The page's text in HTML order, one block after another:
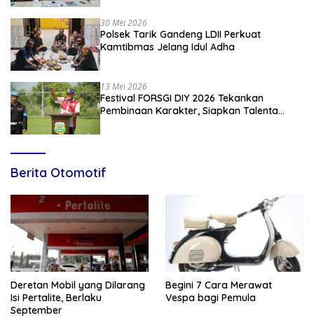
30 Mei 2026
Polsek Tarik Gandeng LDII Perkuat
Kamtibmas Jelang Idul Adha
13 Mei 2026
Festival FORSGI DIY 2026 Tekankan
Pembinaan Karakter, Siapkan Talenta
Berita Otomotif
Deretan Mobil yang Dilarang
Isi Pertalite, Berlaku
September
Begini 7 Cara Merawat
Vespa bagi Pemula